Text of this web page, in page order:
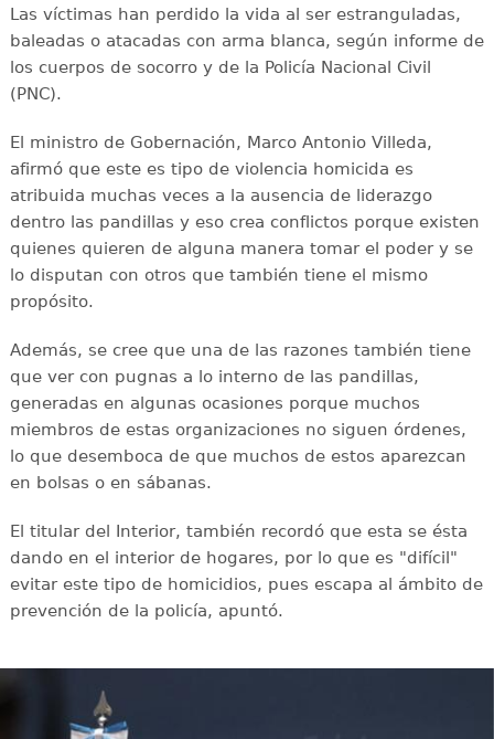
Las víctimas han perdido la vida al ser estranguladas,
baleadas o atacadas con arma blanca, según informe de
los cuerpos de socorro y de la Policía Nacional Civil
(PNC).
El ministro de Gobernación, Marco Antonio Villeda,
afirmó que este es tipo de violencia homicida es
atribuida muchas veces a la ausencia de liderazgo
dentro las pandillas y eso crea conflictos porque existen
quienes quieren de alguna manera tomar el poder y se
lo disputan con otros que también tiene el mismo
propósito.
Además, se cree que una de las razones también tiene
que ver con pugnas a lo interno de las pandillas,
generadas en algunas ocasiones porque muchos
miembros de estas organizaciones no siguen órdenes,
lo que desemboca de que muchos de estos aparezcan
en bolsas o en sábanas.
El titular del Interior, también recordó que esta se ésta
dando en el interior de hogares, por lo que es "difícil"
evitar este tipo de homicidios, pues escapa al ámbito de
prevención de la policía, apuntó.